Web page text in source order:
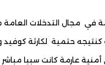
في مجال التدخلات
كنتيجه حتمية لكارثة
عارمة كانت سببا مباشر